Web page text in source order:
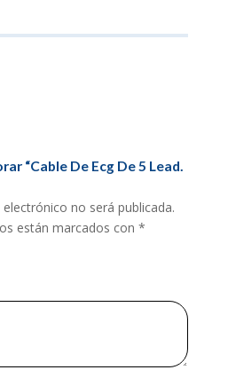
“Cable De Ecg De 5 Lead.
no será publicada.
están marcados con *